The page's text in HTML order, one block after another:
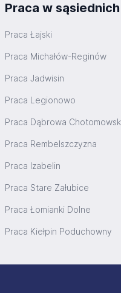
Praca w
Praca Łajski
Praca Michałów-Reginów
Praca Jadwisin
Praca Legionowo
Praca Dąbrowa
Praca Rembelszczyzna
Praca Izabelin
Praca Stare Załubice
Praca Łomianki Dolne
Praca Kiełpin Poduchowny